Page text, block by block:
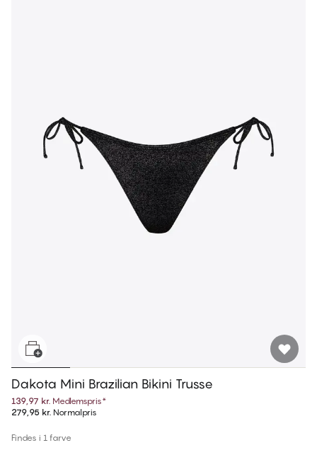
Dakota Mini Brazilian Bikini Trusse
139,97 kr. Medlemspris*
279,95 kr. Normalpris
Findes i 1 farve